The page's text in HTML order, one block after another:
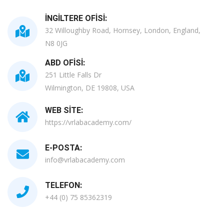
İNGILTERE OFISI:
32 Willoughby Road, Hornsey, London, England,
N8 0JG
ABD OFISI:
251 Little Falls Dr
Wilmington, DE 19808, USA
WEB SITE:
https://vrlabacademy.com/
E-POSTA:
info@vrlabacademy.com
TELEFON:
+44 (0) 75 85362319